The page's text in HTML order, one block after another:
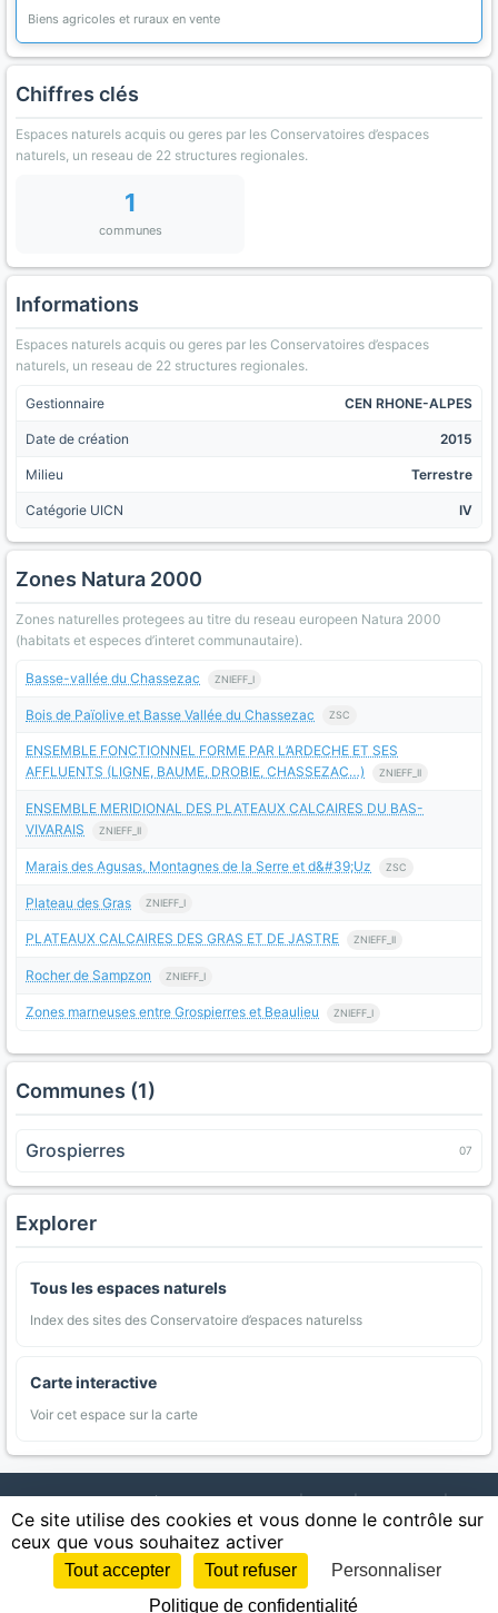
Biens agricoles et ruraux en vente
Chiffres clés
Espaces naturels acquis ou geres par les Conservatoires d’espaces
naturels, un reseau de 22 structures regionales.
1
communes
Informations
Espaces naturels acquis ou geres par les Conservatoires d’espaces
naturels, un reseau de 22 structures regionales.
Gestionnaire CEN RHONE-ALPES
Date de création 2015
Milieu Terrestre
Catégorie UICN IV
Zones Natura 2000
Zones naturelles protegees au titre du reseau europeen Natura 2000
(habitats et especes d’interet communautaire).
Basse-vallée du Chassezac ZNIEFF_I
Bois de Païolive et Basse Vallée du Chassezac ZSC
ENSEMBLE FONCTIONNEL FORME PAR L’ARDECHE ET SES
AFFLUENTS (LIGNE, BAUME, DROBIE, CHASSEZAC…)
ZNIEFF_II
ENSEMBLE MERIDIONAL DES PLATEAUX CALCAIRES DU BAS-
VIVARAIS
ZNIEFF_II
Marais des Agusas, Montagnes de la Serre et d&#39;Uz ZSC
Plateau des Gras ZNIEFF_I
PLATEAUX CALCAIRES DES GRAS ET DE JASTRE ZNIEFF_II
Rocher de Sampzon ZNIEFF_I
Zones marneuses entre Grospierres et Beaulieu ZNIEFF_I
Communes (1)
Grospierres 07
Explorer
Tous les espaces naturels
Index des sites des Conservatoire d’espaces naturelss
Carte interactive
Voir cet espace sur la carte
AgriMap — Données agricoles ouvertes | Carte | Communes |
Appellations | Regions | Cultures | Zones protégées | Forets |
Littoral | Espaces naturels | Statistiques
| Confidentialite | CGU | CGV Cookies
Sources : IGN, INSEE, Météo-France, SAFER, INRAE, BRGM, INAO, Ministère de
l'Agriculture
Ce site utilise des cookies et vous donne le contrôle sur
ceux que vous souhaitez activer
Tout accepter Tout refuser
Personnaliser
Politique de confidentialité